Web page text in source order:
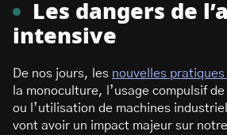
Les dangers de
intensive
De nos jours, les nouvelles
la monoculture, l’usage compulsif
ou l’utilisation de machines
vont avoir un impact majeur sur